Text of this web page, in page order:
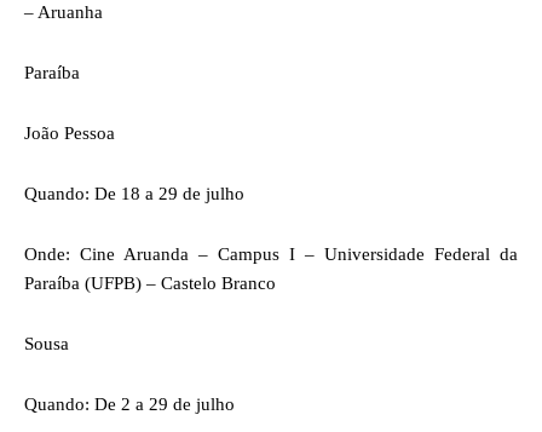
– Aruanha
Paraíba
João Pessoa
Quando: De 18 a 29 de julho
Onde: Cine Aruanda – Campus I – Universidade Federal da
Paraíba (UFPB) – Castelo Branco
Sousa
Quando: De 2 a 29 de julho